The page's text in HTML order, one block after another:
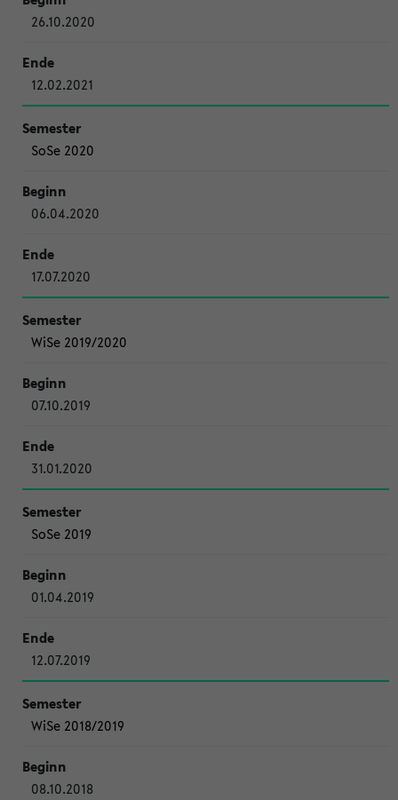
26.10.2020
12.02.2021
SoSe 2020
06.04.2020
17.07.2020
WiSe 2019/2020
07.10.2019
31.01.2020
SoSe 2019
01.04.2019
12.07.2019
WiSe 2018/2019
08.10.2018